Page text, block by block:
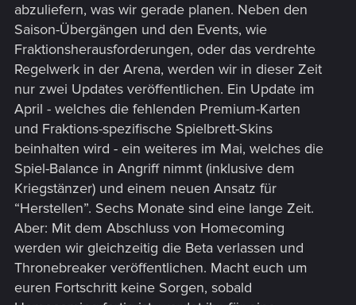
abzuliefern, was wir gerade planen. Neben den
Saison-Übergängen und den Events, wie
Fraktionsherausforderungen, oder das verdrehte
Regelwerk in der Arena, werden wir in dieser Zeit
nur zwei Updates veröffentlichen. Ein Update im
April - welches die fehlenden Premium-Karten
und Fraktions-spezifische Spielbrett-Skins
beinhalten wird - ein weiteres im Mai, welches die
Spiel-Balance in Angriff nimmt (inklusive dem
Kriegstänzer) und einem neuen Ansatz für
“Herstellen”. Sechs Monate sind eine lange Zeit.
Aber: Mit dem Abschluss von Homecoming
werden wir gleichzeitig die Beta verlassen und
Thronebreaker veröffentlichen. Macht euch um
euren Fortschritt keine Sorgen, sobald